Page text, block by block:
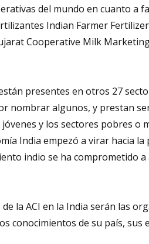
del mundo en cuanto a
Indian Farmer
Cooperative Milk
presentes en otros 27
nombrar algunos, y prestan
y los sectores pobres o
India empezó a virar hacia
indio se ha comprometido
la ACI en la India serán las
conocimientos de su país, sus